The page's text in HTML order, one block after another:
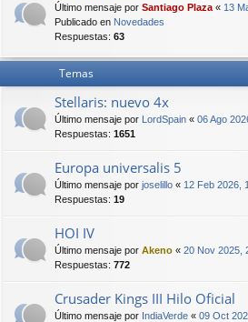
Último mensaje por Santiago Plaza « 13
Publicado en Novedades
Respuestas: 63
Temas
Stellaris: nuevo 4x
Último mensaje por LordSpain « 06 Ago
Respuestas: 1651
Europa universalis 5
Último mensaje por joselillo « 12 Feb 2026,
Respuestas: 19
HOI IV
Último mensaje por Akeno « 20 Nov 2025,
Respuestas: 772
Crusader Kings III Hilo Oficial
Último mensaje por IndiaVerde « 09 Oct